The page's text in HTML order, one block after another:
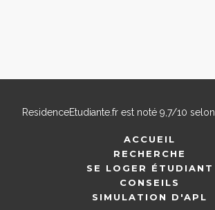
ResidenceEtudiante.frest noté 9,7/10 selon
ACCUEIL
RECHERCHE
SE LOGER ÉTUDIANT
CONSEILS
SIMULATION D'APL